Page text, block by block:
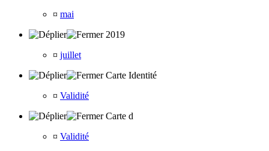
¤ mai
2019
¤ juillet
Carte Identité
¤ Validité
Carte d
¤ Validité